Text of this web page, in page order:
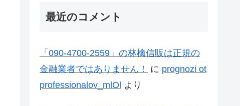
最近のコメント
「090-4700-2559」の林檎信販は正規の
金融業者ではありません！
に prognozi ot
professionalov_mlOl より